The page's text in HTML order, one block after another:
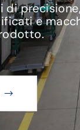
di
e